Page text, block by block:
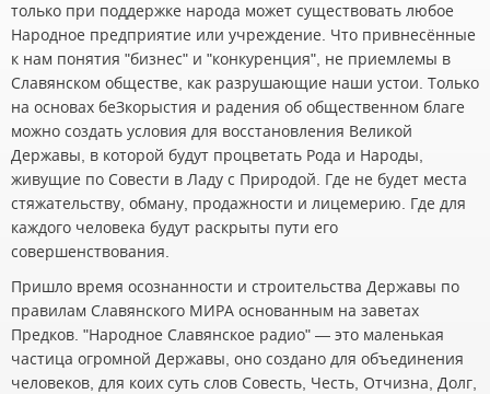
только при поддержке народа может существовать любое
Народное предприятие или учреждение. Что привнесённые
к нам понятия "бизнес" и "конкуренция", не приемлемы в
Славянском обществе, как разрушающие наши устои. Только
на основах беЗкорыстия и радения об общественном благе
можно создать условия для восстановления Великой
Державы, в которой будут процветать Рода и Народы,
живущие по Совести в Ладу с Природой. Где не будет места
стяжательству, обману, продажности и лицемерию. Где для
каждого человека будут раскрыты пути его
совершенствования.
Пришло время осознанности и строительства Державы по
правилам Славянского МИРА основанным на заветах
Предков. "Народное Славянское радио" — это маленькая
частица огромной Державы, оно создано для объединения
человеков, для коих суть слов Совесть, Честь, Отчизна, Долг,